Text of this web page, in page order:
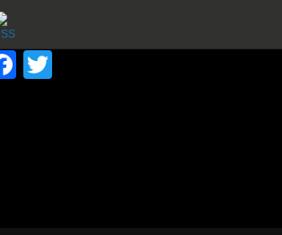
Facebook